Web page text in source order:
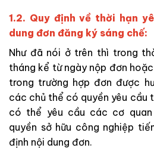
1.2. Quy định về thời hạn
dung đơn đăng ký sáng chế:
Như đã nói ở trên thì trong
tháng kể từ ngày nộp đơn
trong trường hợp đơn được
các chủ thể có quyền yêu cầu
có thể yêu cầu các cơ
quyền sở hữu công nghiệp
định nội dung đơn.